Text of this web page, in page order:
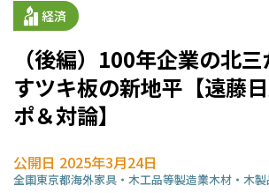
経済
（後編）100年企業の北
すツキ板の新地平【遠藤
ポ＆対論】
公開日 2025年3月24日
全国東京都海外家具・木工品等製造業木材・木